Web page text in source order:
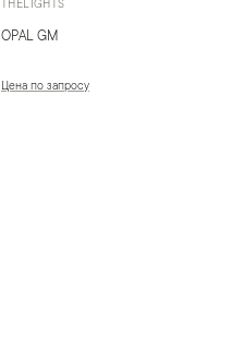
THELIGHTS
OPAL GM
Цена по запросу